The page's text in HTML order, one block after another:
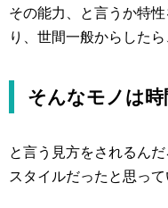
その能力、と言うか特
り、世間一般からしたら
そんなモノは
と言う見方をされるん
スタイルだったと思って